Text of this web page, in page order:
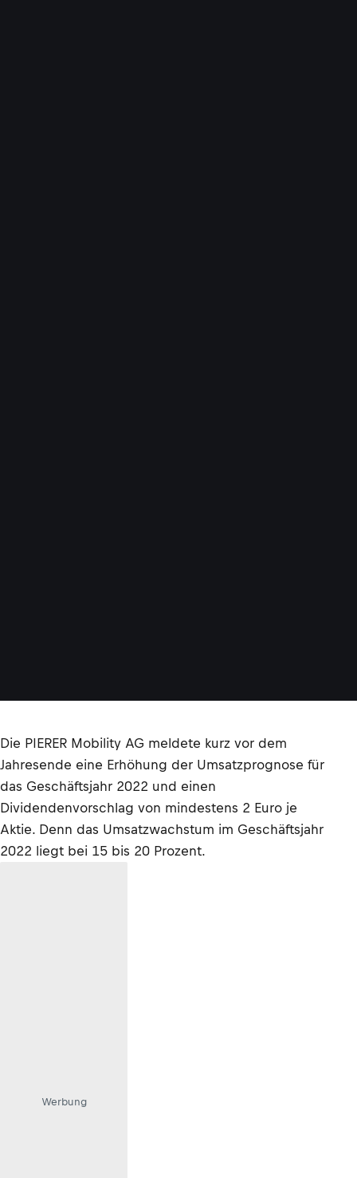
Die PIERER Mobility AG meldete kurz vor dem
Jahresende eine Erhöhung der Umsatzprognose für
das Geschäftsjahr 2022 und einen
Dividendenvorschlag von mindestens 2 Euro je
Aktie. Denn das Umsatzwachstum im Geschäftsjahr
2022 liegt bei 15 bis 20 Prozent.
Werbung